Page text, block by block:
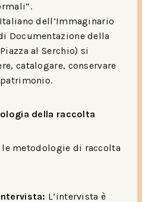
dell’Immaginario
Documentazione della
al Serchio) si
catalogare, conservare
della raccolta
le metodologie di raccolta
L’intervista è